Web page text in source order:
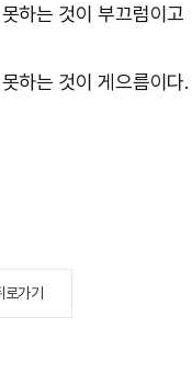
하는 것이 부끄럼이고
하는 것이 게으름이다.
로가기